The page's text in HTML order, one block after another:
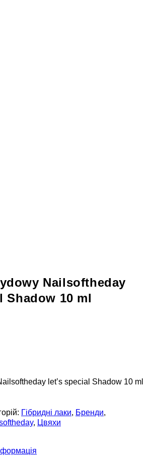
Nailsoftheday
Shadow 10 ml
let’s special Shadow 10 ml
Гібридні лаки, Бренди,
, Цвяхи